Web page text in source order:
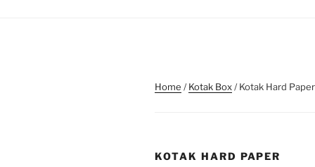
Home /Kotak Box/ Kotak Hard Paper
KOTAK HARD PAPER